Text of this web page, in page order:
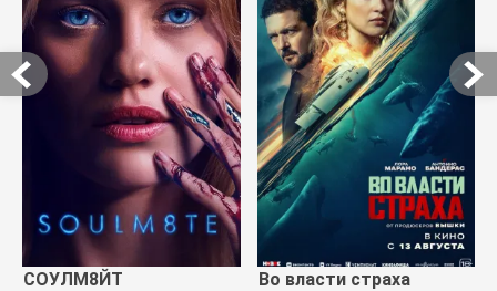
СОУЛМ8ЙТ Во власти страха